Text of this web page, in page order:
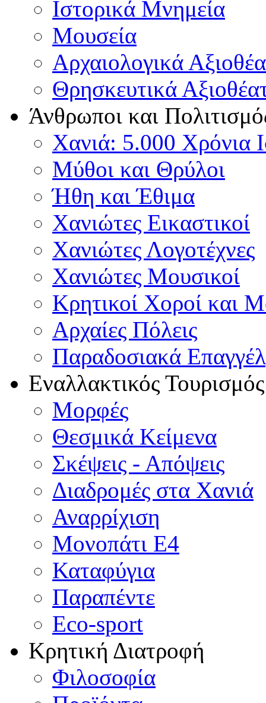
Ιστορικά Μνημεία
Μουσεία
Αρχαιολογικά
Θρησκευτικά
Άνθρωποι και
Χανιά: 5.000 Χρόνια
Μύθοι και Θρύλοι
Ήθη και Έθιμα
Χανιώτες Εικαστικοί
Χανιώτες Λογοτέχνες
Χανιώτες Μουσικοί
Κρητικοί Χοροί και
Αρχαίες Πόλεις
Παραδοσιακά
Εναλλακτικός Τουρισμός
Μορφές
Θεσμικά Κείμενα
Σκέψεις - Απόψεις
Διαδρομές στα Χανιά
Αναρρίχιση
Μονοπάτι Ε4
Καταφύγια
Παραπέντε
Eco-sport
Κρητική Διατροφή
Φιλοσοφία